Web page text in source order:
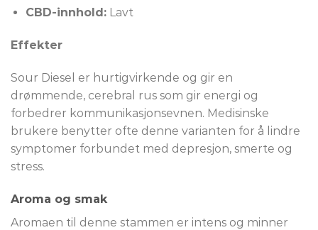
CBD-innhold:Lavt
Effekter
Sour Diesel er hurtigvirkende og gir en
drømmende, cerebral rus som gir energi og
forbedrer kommunikasjonsevnen. Medisinske
brukere benytter ofte denne varianten for å lindre
symptomer forbundet med depresjon, smerte og
stress.
Aroma og smak
Aromaen til denne stammen er intens og minner